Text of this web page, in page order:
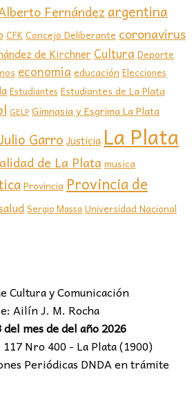
Fernández argentina
CFKConcejo Deliberante coronavirus
de Kirchner Cultura Deporte
economia educación Elecciones
Estudiantes Estudiantes de La Plata
GELP Gimnasia y Esgrima La Plata
Garro Justicia La Plata
de La Plata musica
Provincia Provincia de
Sergio MassaUniversidad Nacional
Cultura y Comunicación
Ailín J. M. Rocha
del mes de del año 2026
Nro 400 - La Plata (1900)
Periódicas DNDA en trámite